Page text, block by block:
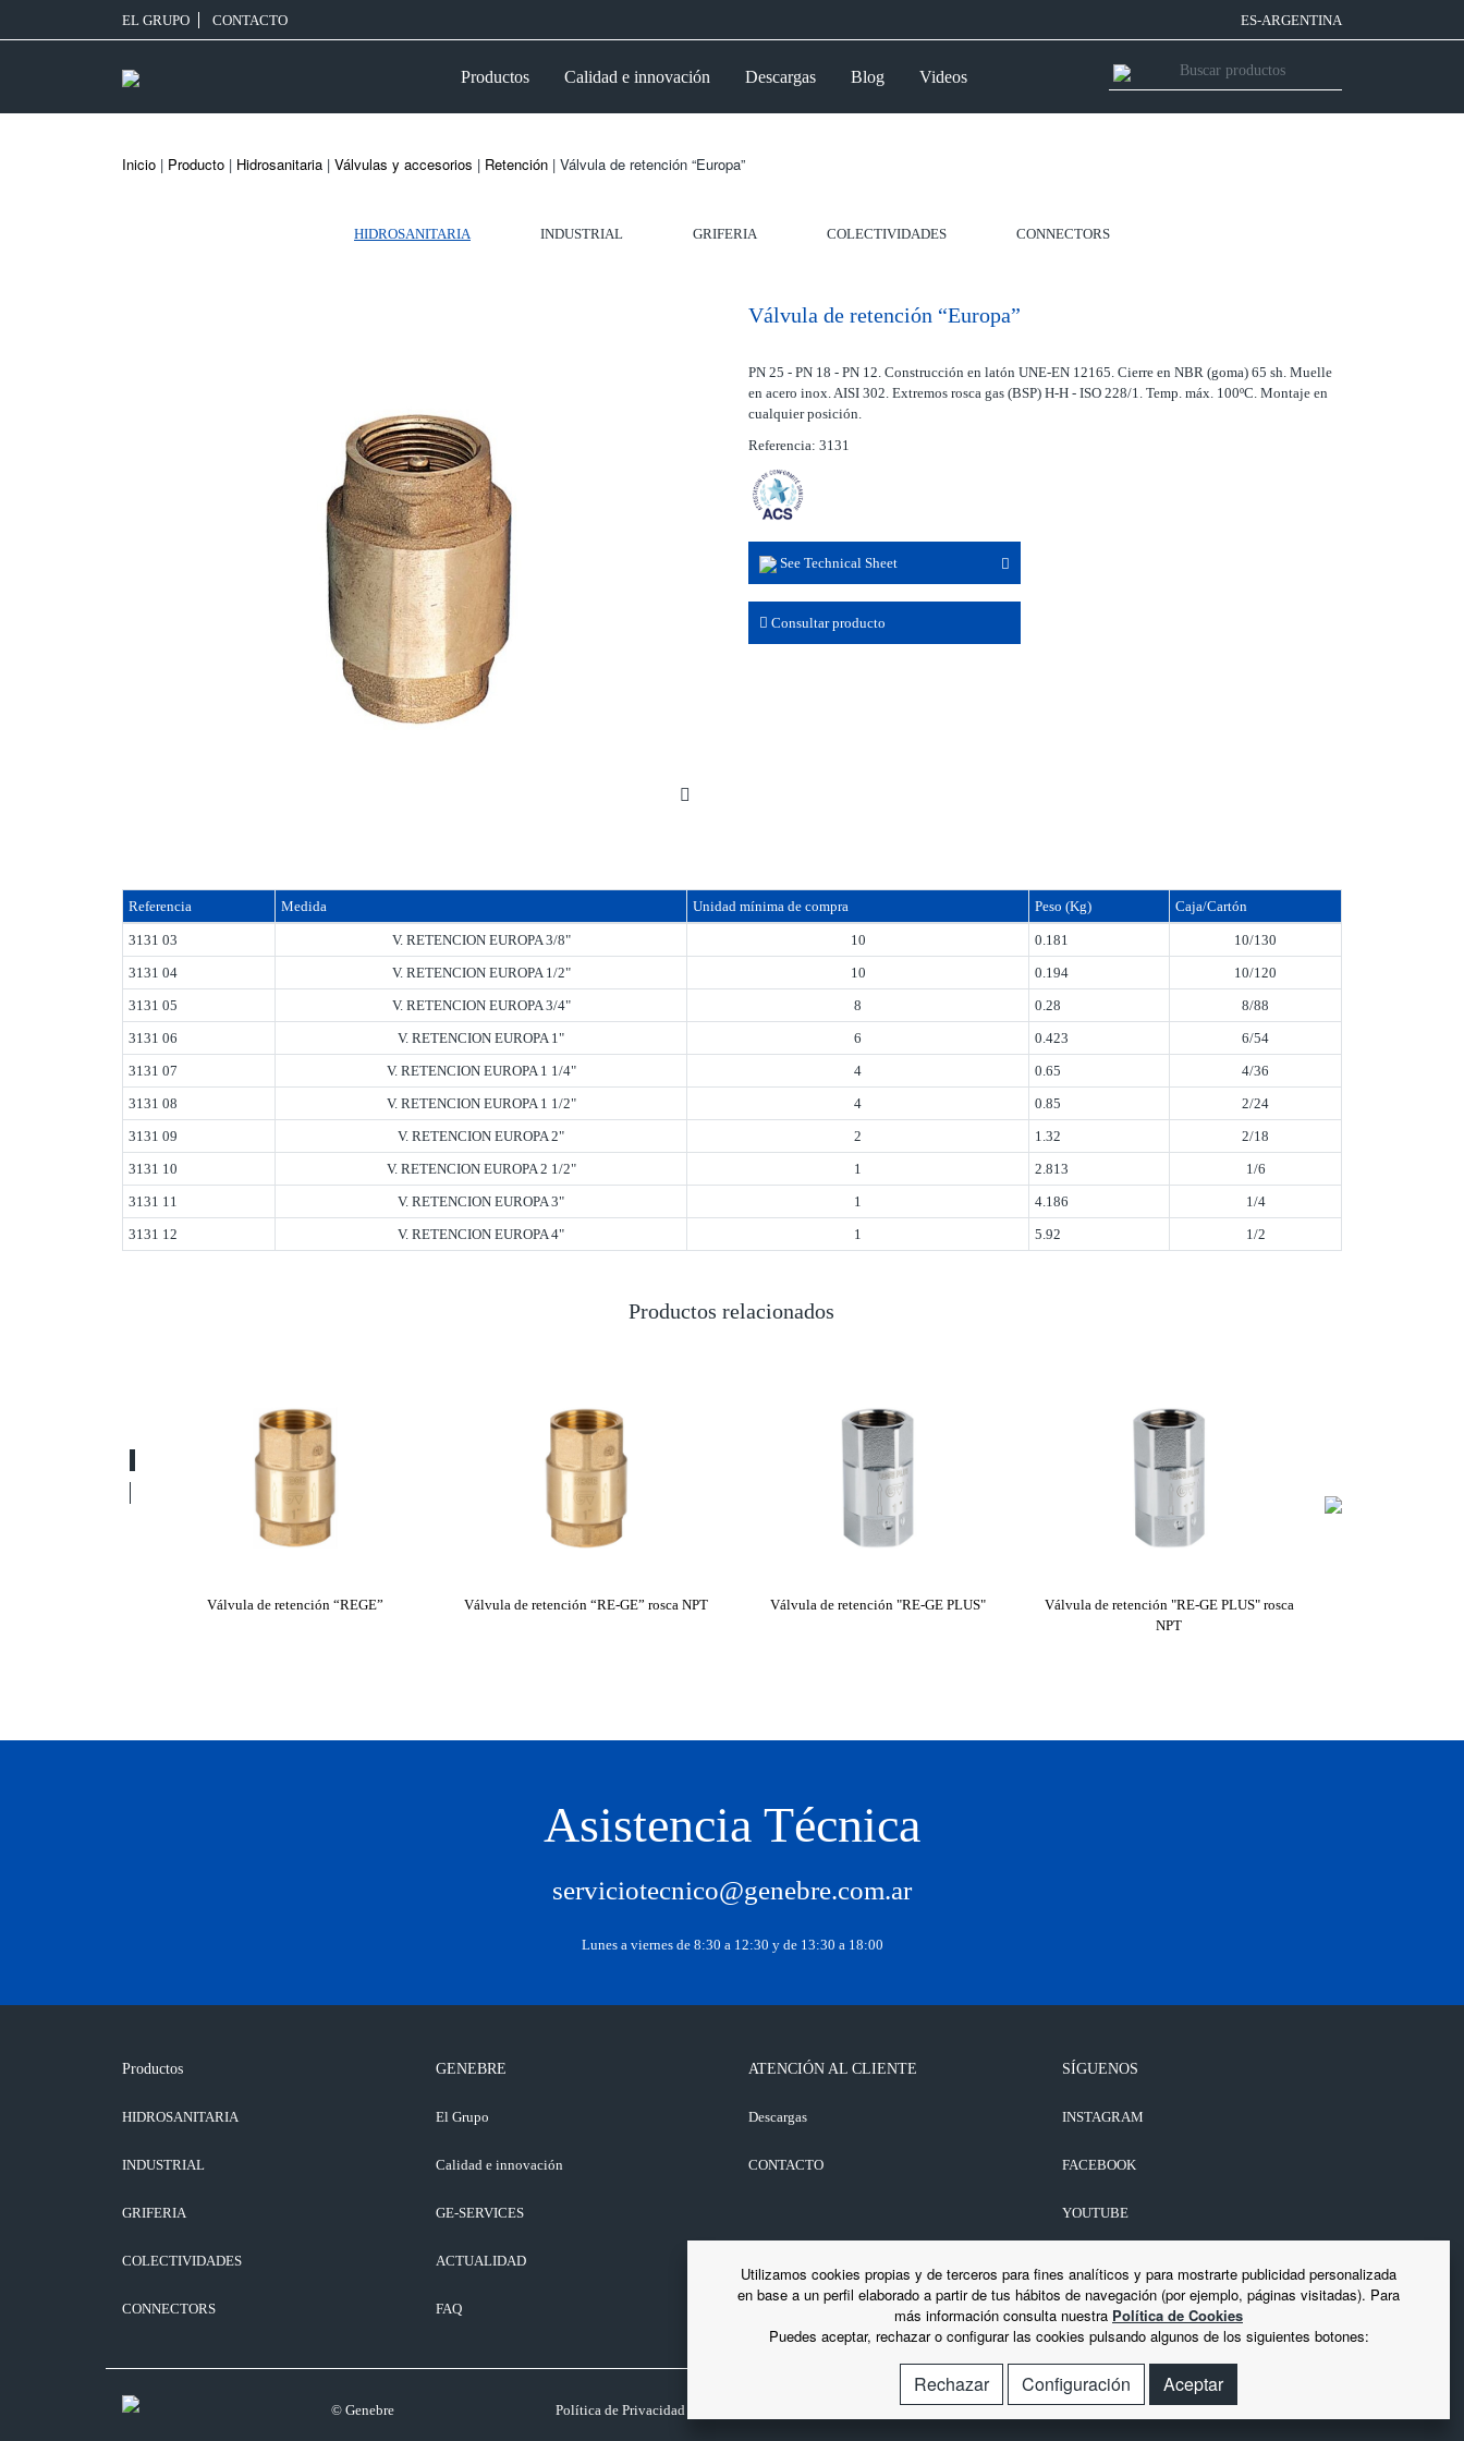
EL GRUPO CONTACTO ES-ARGENTINA
Productos Calidad e innovación Descargas Blog Videos
Inicio | Producto | Hidrosanitaria | Válvulas y accesorios | Retención | Válvula de retención “Europa”
HIDROSANITARIA INDUSTRIAL GRIFERIA COLECTIVIDADES CONNECTORS
Válvula de retención “Europa”
PN 25 - PN 18 - PN 12. Construcción en latón UNE-EN 12165. Cierre en NBR (goma) 65 sh. Muelle
en acero inox. AISI 302. Extremos rosca gas (BSP) H-H - ISO 228/1. Temp. máx. 100ºC. Montaje en
cualquier posición.
Referencia: 3131
See Technical Sheet
Consultar producto
Referencia Medida Unidad mínima de compra Peso (Kg) Caja/Cartón
3131 03 V. RETENCION EUROPA 3/8" 10 0.181
10/130
3131 04
V. RETENCION EUROPA 1/2" 10 0.194
10/120
3131 05
V. RETENCION EUROPA 3/4" 8 0.28
8/88
3131 06
V. RETENCION EUROPA 1" 6 0.423
6/54
3131 07
V. RETENCION EUROPA 1 1/4" 4 0.65
4/36
3131 08
V. RETENCION EUROPA 1 1/2" 4 0.85
2/24
3131 09
V. RETENCION EUROPA 2" 2 1.32
2/18
3131 10
V. RETENCION EUROPA 2 1/2" 1 2.813
1/6
3131 11
V. RETENCION EUROPA 3" 1 4.186
1/4
3131 12
V. RETENCION EUROPA 4" 1 5.92 1/2
Productos relacionados
Válvula de retención “REGE” Válvula de retención “RE-GE” rosca NPT Válvula de retención "RE-GE PLUS"
Válvula de retención "RE-GE PLUS" rosca
NPT
Asistencia Técnica
serviciotecnico@genebre.com.ar
Lunes a viernes de 8:30 a 12:30 y de 13:30 a 18:00
Productos
HIDROSANITARIA
INDUSTRIAL
GRIFERIA
COLECTIVIDADES
CONNECTORS
GENEBRE
El Grupo
Calidad e innovación
GE-SERVICES
ACTUALIDAD
FAQ
ATENCIÓN AL CLIENTE
Descargas
CONTACTO
SÍGUENOS
INSTAGRAM
FACEBOOK
YOUTUBE
© Genebre Política de Privacidad Aviso Legal
Utilizamos cookies propias y de terceros para fines analíticos y para mostrarte publicidad personalizada
en base a un perfil elaborado a partir de tus hábitos de navegación (por ejemplo, páginas visitadas). Para
más información consulta nuestra Política de Cookies
Puedes aceptar, rechazar o configurar las cookies pulsando algunos de los siguientes botones:
Rechazar Configuración Aceptar